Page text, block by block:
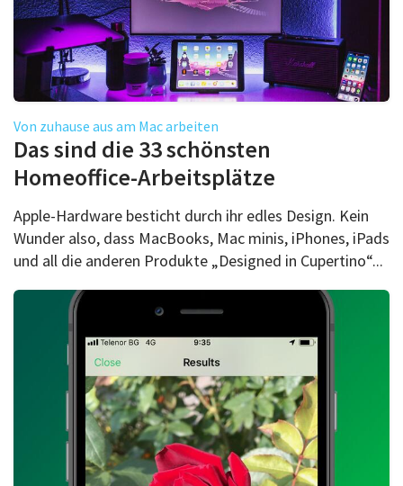
Von zuhause aus am Mac arbeiten
Das sind die 33 schönsten
Homeoffice-Arbeitsplätze
Apple-Hardware besticht durch ihr edles Design. Kein
Wunder also, dass MacBooks, Mac minis, iPhones, iPads
und all die anderen Produkte „Designed in Cupertino“...